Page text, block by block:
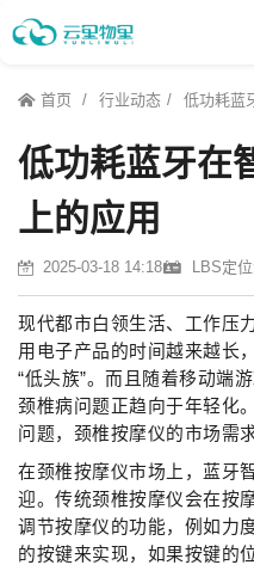
首页 行业动态 低功耗蓝
低功耗蓝牙在
上的应用
2025-03-18 14:18 LBS定位
现代都市白领生活、工作压
用电子产品的时间越来越长
“低头族”。而且随着移动端
颈椎病问题正趋向于年轻化
问题，颈椎按摩仪的市场需
在颈椎按摩仪市场上，蓝牙
迎。传统颈椎按摩仪会在按
调节按摩仪的功能，例如力
的按键来实现，如果按键的